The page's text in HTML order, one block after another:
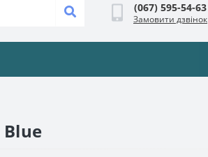
(067) 595-54-63
Замовити дзвінок
Blue